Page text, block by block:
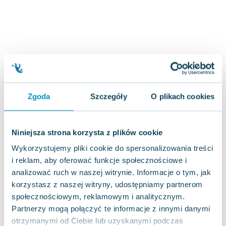
Zgoda Szczegóły O plikach cookies
Niniejsza strona korzysta z plików cookie
Wykorzystujemy pliki cookie do spersonalizowania treści
i reklam, aby oferować funkcje społecznościowe i
analizować ruch w naszej witrynie. Informacje o tym, jak
korzystasz z naszej witryny, udostępniamy partnerom
społecznościowym, reklamowym i analitycznym.
Partnerzy mogą połączyć te informacje z innymi danymi
otrzymanymi od Ciebie lub uzyskanymi podczas
Maddie Ziegler
Leszek Czarnecki
Joanna Racewicz
Maria Seweryn
Eric Helms
Anna Prus (oprac.)
Nela Mała Reporterka
Agnieszka Maciąg
Barbara Wrzesińska
Virginia Woolf